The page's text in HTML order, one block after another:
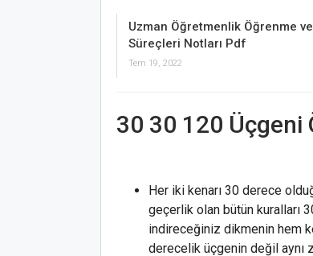
Uzman Öğretmenlik Öğrenme
Süreçleri Notları Pdf
Tem 19, 2022
30 30 120 Üçgeni
Her iki kenarı 30 derece
geçerlik olan bütün kuralları
indireceğiniz dikmenin hem
derecelik üçgenin değil aynı